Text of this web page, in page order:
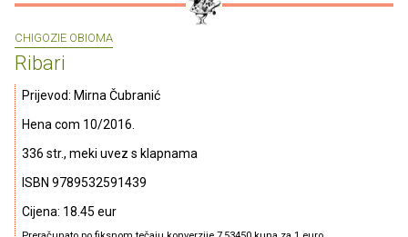
CHIGOZIE OBIOMA
Ribari
Prijevod: Mirna Čubranić
Hena com 10/2016.
336 str., meki uvez s klapnama
ISBN 9789532591439
Cijena: 18.45 eur